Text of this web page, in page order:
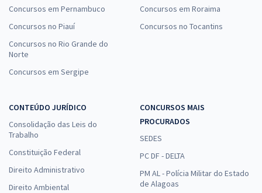
Concursos em Pernambuco
Concursos no Piauí
Concursos no Rio Grande do
Norte
Concursos em Sergipe
Concursos em Roraima
Concursos no Tocantins
CONTEÚDO JURÍDICO
Consolidação das Leis do
Trabalho
Constituição Federal
Direito Administrativo
Direito Ambiental
CONCURSOS MAIS
PROCURADOS
SEDES
PC DF - DELTA
PM AL - Polícia Militar do Estado
de Alagoas